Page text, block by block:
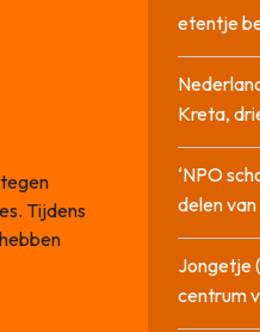
Tijdens
etentje
Kreta,
‘NPO
delen van
Jongetje
centrum